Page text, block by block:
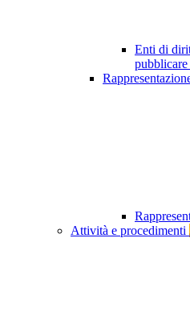
Enti di
Attività e procedimenti